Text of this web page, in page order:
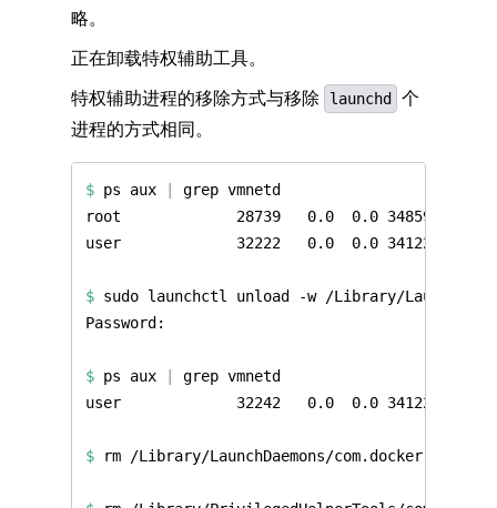
略。
正在卸载特权辅助工具。
特权辅助进程的移除方式与移除
launchd
个
进程的方式相同。
$ ps aux
$
$ ps aux
$